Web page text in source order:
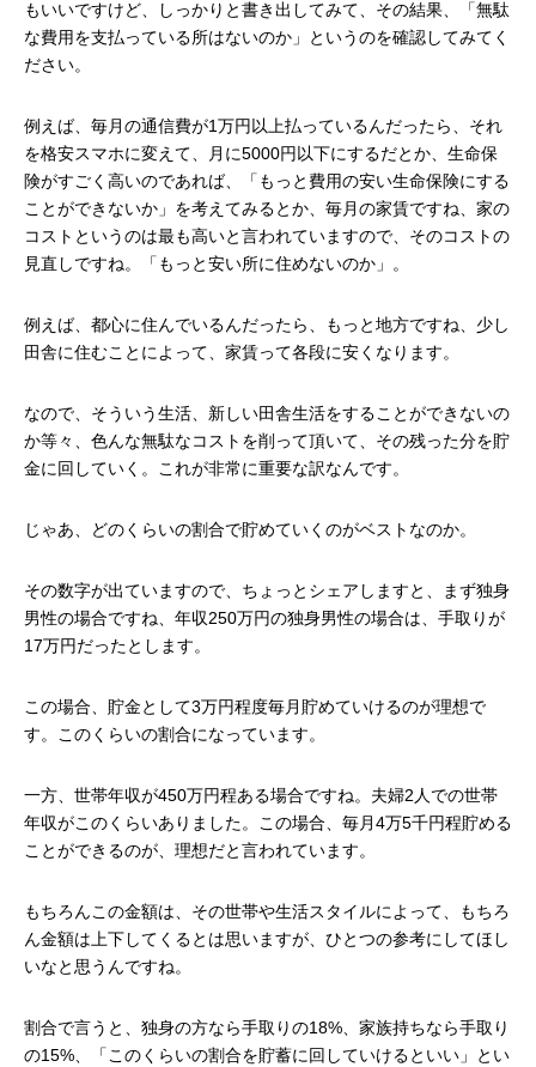
もいいですけど、しっかりと書き出してみて、その結果、「無駄
な費用を支払っている所はないのか」というのを確認してみてく
ださい。
例えば、毎月の通信費が1万円以上払っているんだったら、それ
を格安スマホに変えて、月に5000円以下にするだとか、生命保
険がすごく高いのであれば、「もっと費用の安い生命保険にする
ことができないか」を考えてみるとか、毎月の家賃ですね、家の
コストというのは最も高いと言われていますので、そのコストの
見直しですね。「もっと安い所に住めないのか」。
例えば、都心に住んでいるんだったら、もっと地方ですね、少し
田舎に住むことによって、家賃って各段に安くなります。
なので、そういう生活、新しい田舎生活をすることができないの
か等々、色んな無駄なコストを削って頂いて、その残った分を貯
金に回していく。これが非常に重要な訳なんです。
じゃあ、どのくらいの割合で貯めていくのがベストなのか。
その数字が出ていますので、ちょっとシェアしますと、まず独身
男性の場合ですね、年収250万円の独身男性の場合は、手取りが
17万円だったとします。
この場合、貯金として3万円程度毎月貯めていけるのが理想で
す。このくらいの割合になっています。
一方、世帯年収が450万円程ある場合ですね。夫婦2人での世帯
年収がこのくらいありました。この場合、毎月4万5千円程貯める
ことができるのが、理想だと言われています。
もちろんこの金額は、その世帯や生活スタイルによって、もちろ
ん金額は上下してくるとは思いますが、ひとつの参考にしてほし
いなと思うんですね。
割合で言うと、独身の方なら手取りの18%、家族持ちなら手取り
の15%、「このくらいの割合を貯蓄に回していけるといい」とい